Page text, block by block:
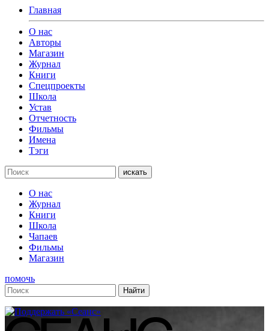
Главная
О нас
Авторы
Магазин
Журнал
Книги
Спецпроекты
Школа
Устав
Отчетность
Фильмы
Имена
Тэги
искать
О нас
Журнал
Книги
Школа
Чапаев
Фильмы
Магазин
помочь